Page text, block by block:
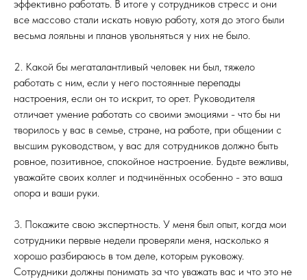
эффективно работать. В итоге у сотрудников стресс и они
все массово стали искать новую работу, хотя до этого были
весьма лояльны и планов увольняться у них не было.
2. Какой бы мегаталантливый человек ни был, тяжело
работать с ним, если у него постоянные перепады
настроения, если он то искрит, то орет. Руководителя
отличает умение работать со своими эмоциями - что бы ни
творилось у вас в семье, стране, на работе, при общении с
высшим руководством, у вас для сотрудников должно быть
ровное, позитивное, спокойное настроение. Будьте вежливы,
уважайте своих коллег и подчинённых особенно - это ваша
опора и ваши руки.
3. Покажите свою экспертность. У меня был опыт, когда мои
сотрудники первые недели проверяли меня, насколько я
хорошо разбираюсь в том деле, которым руковожу.
Сотрудники должны понимать за что уважать вас и что это не